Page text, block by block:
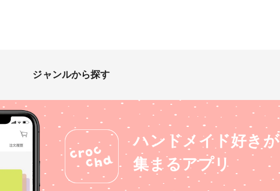
ジャンルから探す
ハンドメイド好きが
集まるアプリ